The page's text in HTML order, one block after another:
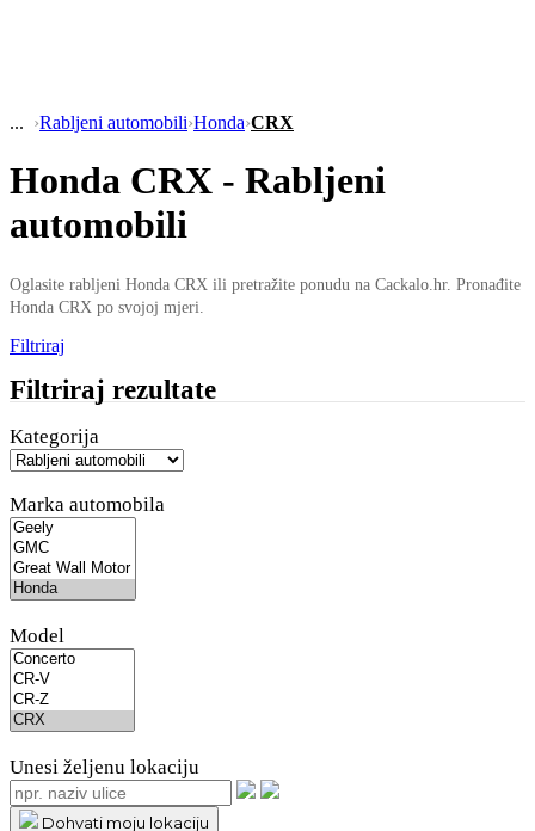
›Rabljeni automobili›Honda›CRX
Honda CRX - Rabljeni
automobili
Oglasite rabljeni Honda CRX ili pretražite ponudu na Cackalo.hr. Pronađite
Honda CRX po svojoj mjeri.
Filtriraj
Filtriraj rezultate
Kategorija
Marka automobila
Model
Unesi željenu lokaciju
Dohvati moju lokaciju